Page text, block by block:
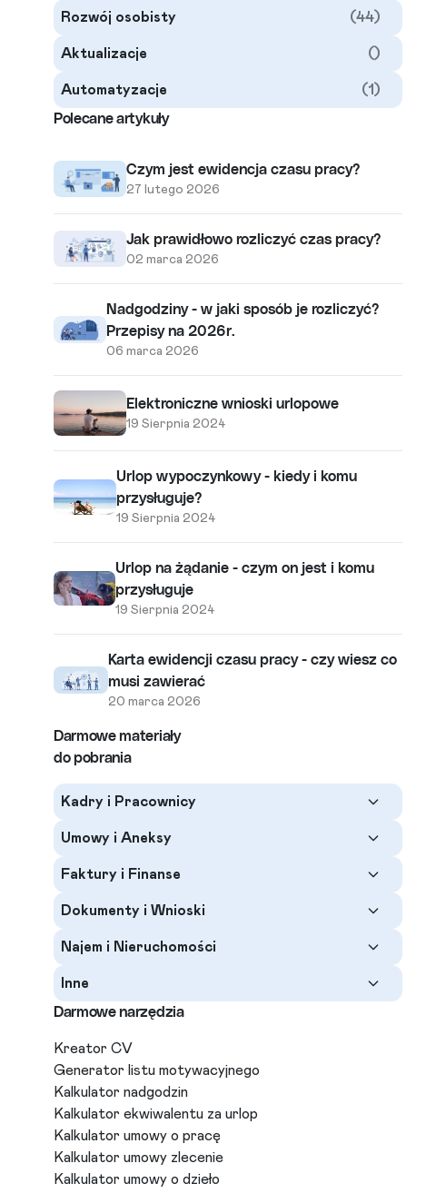
Rozwój osobisty (44)
Aktualizacje ()
Automatyzacje
(1)
Polecane artykuły
Czym jest ewidencja czasu pracy?
27 lutego 2026
Jak prawidłowo rozliczyć czas pracy?
02 marca 2026
Nadgodziny - w jaki sposób je rozliczyć?
Przepisy na 2026r.
06 marca 2026
Elektroniczne wnioski urlopowe
19 Sierpnia 2024
Urlop wypoczynkowy - kiedy i komu
przysługuje?
19 Sierpnia 2024
Urlop na żądanie - czym on jest i komu
przysługuje
19 Sierpnia 2024
Karta ewidencji czasu pracy - czy wiesz co
musi zawierać
20 marca 2026
Darmowe materiały
do pobrania
Kadry i Pracownicy
Umowy i Aneksy
Faktury i Finanse
Dokumenty i Wnioski
Najem i Nieruchomości
Inne
Darmowe narzędzia
Kreator CV
Generator listu motywacyjnego
Kalkulator nadgodzin
Kalkulator ekwiwalentu za urlop
Kalkulator umowy o pracę
Kalkulator umowy zlecenie
Kalkulator umowy o dzieło